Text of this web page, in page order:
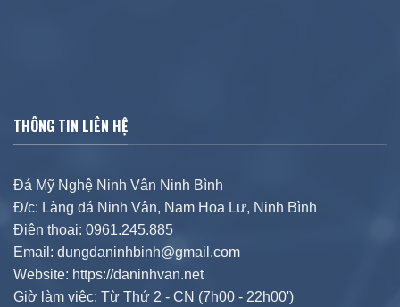
THÔNG TIN LIÊN HỆ
Đá Mỹ Nghệ Ninh Vân Ninh Bình
Đ/c: Làng đá Ninh Vân, Nam Hoa Lư, Ninh Bình
Điện thoại: 0961.245.885
Email: dungdaninhbinh@gmail.com
Website: https://daninhvan.net
Giờ làm việc: Từ Thứ 2 - CN (7h00 - 22h00')